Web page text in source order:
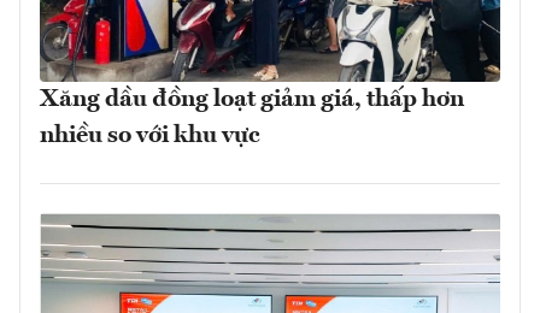
Xăng dầu đồng loạt giảm giá, thấp hơn
nhiều so với khu vực